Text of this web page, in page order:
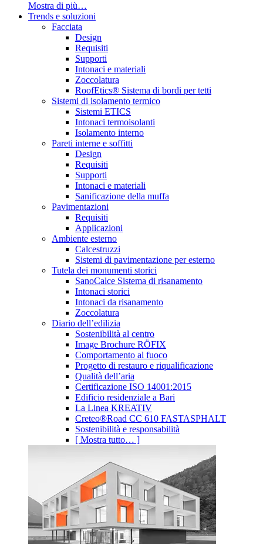
Mostra di più…
Trends e soluzioni
Facciata
Design
Requisiti
Supporti
Intonaci e materiali
Zoccolatura
RoofEtics® Sistema di bordi per tetti
Sistemi di isolamento termico
Sistemi ETICS
Intonaci termoisolanti
Isolamento interno
Pareti interne e soffitti
Design
Requisiti
Supporti
Intonaci e materiali
Sanificazione della muffa
Pavimentazioni
Requisiti
Applicazioni
Ambiente esterno
Calcestruzzi
Sistemi di pavimentazione per esterno
Tutela dei monumenti storici
SanoCalce Sistema di risanamento
Intonaci storici
Intonaci da risanamento
Zoccolatura
Diario dell’edilizia
Sostenibilità al centro
Image Brochure RÖFIX
Comportamento al fuoco
Progetto di restauro e riqualificazione
Qualità dell’aria
Certificazione ISO 14001:2015
Edificio residenziale a Bari
La Linea KREATIV
Creteo®Road CC 610 FASTASPHALT
Sostenibilità e responsabilità
[ Mostra tutto… ]